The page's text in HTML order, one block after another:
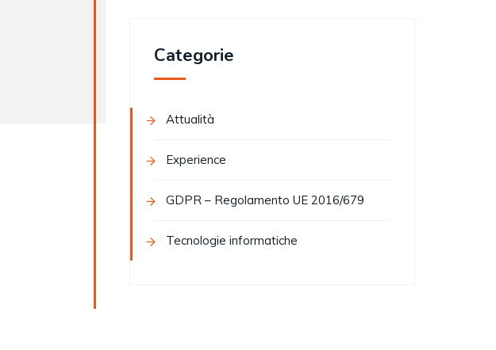
Categorie
Attualità
Experience
GDPR – Regolamento UE 2016/679
Tecnologie informatiche